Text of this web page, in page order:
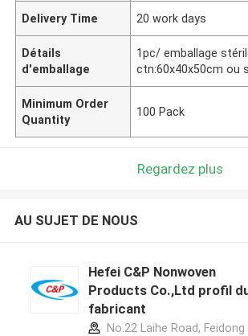
Delivery Time 20 work days
Détails
d'emballage
1pc/ emballage
ctn:60x40x50cm ou
Minimum Order
Quantity
100 Pack
Regardez plus
AU SUJET DE NOUS
Hefei C&P Nonwoven
Products Co.,Ltd profil
fabricant
No.22 Laihe Road, Feidong